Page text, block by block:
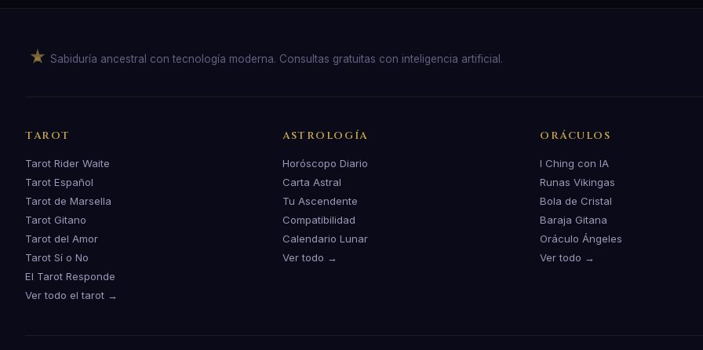
Sabiduría ancestral con tecnología moderna. Consultas gratuitas con inteligencia artificial.
TAROT
Tarot Rider Waite
Tarot Español
Tarot de Marsella
Tarot Gitano
Tarot del Amor
Tarot Sí o No
El Tarot Responde
Ver todo el tarot →
ASTROLOGÍA
Horóscopo Diario
Carta Astral
Tu Ascendente
Compatibilidad
Calendario Lunar
Ver todo →
ORÁCULOS
I Ching con IA
Runas Vikingas
Bola de Cristal
Baraja Gitana
Oráculo Ángeles
Ver todo →